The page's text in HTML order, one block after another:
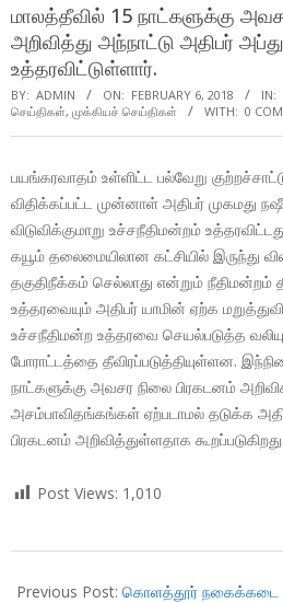
மாலத்தீவில் 15 நாட்களுக்கு
அறிவித்து அந்நாட்டு அதிபர்
உத்தரவிட்டுள்ளார்.
BY: ADMIN ON: FEBRUARY 6, 2018 IN:
செய்திகள், முக்கியச் செய்திகள் WITH: 0
பயங்கரவாதம் உள்ளிட்ட பல்வேறு
விதிக்கப்பட்ட முன்னாள் அதிபர் முகமது
விடுவிக்குமாறு உச்சநீதிமன்றம்
கயூம் தலைமையிலான கட்சியில் இருந்து
தகுதிநீக்கம் செல்லாது என்றும் நீதிமன்றம்
உத்தரவையும் அதிபர் யாமின் ஏற்க
உச்சநீதிமன்ற உத்தரவை செயல்படுத்த
போராட்டத்தை தீவிரப்படுத்தியுள்ளன.
நாட்களுக்கு அவசர நிலை பிரகடனம்
அசம்பாவிதங்கங்கள் ஏற்படாமல் தடுக்க
பிரகடனம் அறிவித்துள்ளதாக கூறப்படுகிறது.
Post Views: 1,010
02-
Previous Post: கொளத்தூர் நகைக்கடை